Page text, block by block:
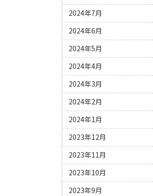
2024年7月
2024年6月
2024年5月
2024年4月
2024年3月
2024年2月
2024年1月
2023年12月
2023年11月
2023年10月
2023年9月